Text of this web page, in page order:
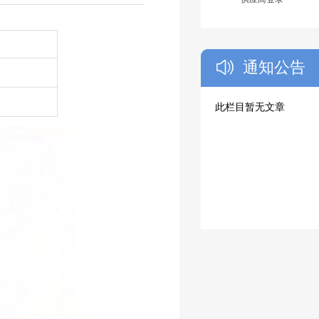
通知公告
此栏目暂无文章